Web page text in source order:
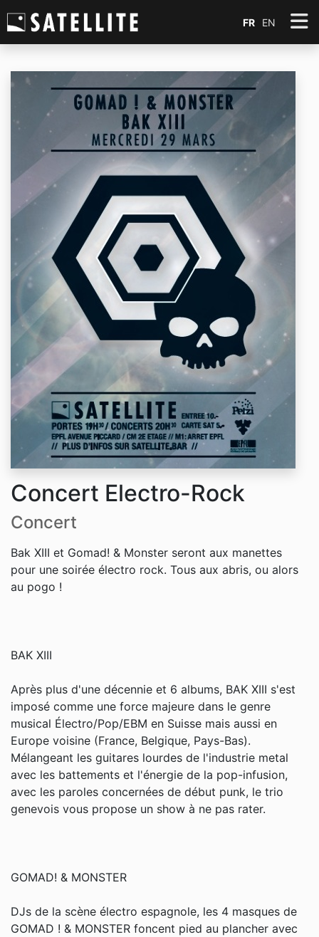
FR EN
Concert Electro-Rock
Concert
Bak XIII et Gomad! & Monster seront aux manettes
pour une soirée électro rock. Tous aux abris, ou alors
au pogo !
BAK XIII
Après plus d'une décennie et 6 albums, BAK XIII s'est
imposé comme une force majeure dans le genre
musical Électro/Pop/EBM en Suisse mais aussi en
Europe voisine (France, Belgique, Pays-Bas).
Mélangeant les guitares lourdes de l'industrie metal
avec les battements et l'énergie de la pop-infusion,
avec les paroles concernées de début punk, le trio
genevois vous propose un show à ne pas rater.
GOMAD! & MONSTER
DJs de la scène électro espagnole, les 4 masques de
GOMAD ! & MONSTER foncent pied au plancher avec